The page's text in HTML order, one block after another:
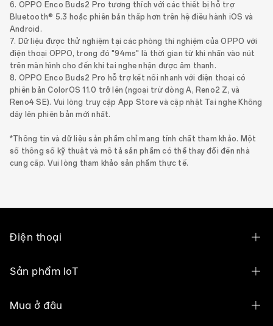
6. OPPO Enco Buds2 Pro tương thích với các thiết bị hỗ trợ
Bluetooth® 5.3 hoặc phiên bản thấp hơn trên hệ điều hành iOS và
Android.
7. Dữ liệu được thử nghiệm tại các phòng thí nghiệm của OPPO với
điện thoại OPPO, trong đó "94ms" là thời gian từ khi nhấn vào nút
trên màn hình cho đến khi tai nghe nhận được âm thanh.
8. OPPO Enco Buds2 Pro hỗ trợ kết nối nhanh với điện thoại có
phiên bản ColorOS 11.0 trở lên (ngoại trừ dòng A, Reno2 Z, và
Reno4 SE). Vui lòng truy cập App Store và cập nhật Tai nghe Không
dây lên phiên bản mới nhất.
*Thông tin và dữ liệu sản phẩm chỉ mang tính chất tham khảo. Một
số thông số kỹ thuật và mô tả sản phẩm có thể thay đổi đến nhà
cung cấp. Vui lòng tham khảo sản phẩm thực tế.
Điện thoại
OPPO Find N6
Sản phẩm IoT
OPPO Pad 5 Phiên Bản Màn Hình Nhám
Mua ở đâu